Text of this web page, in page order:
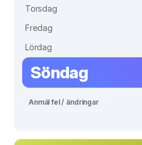
Torsdag
Fredag
Lördag
Söndag
Anmäl fel / ändringar